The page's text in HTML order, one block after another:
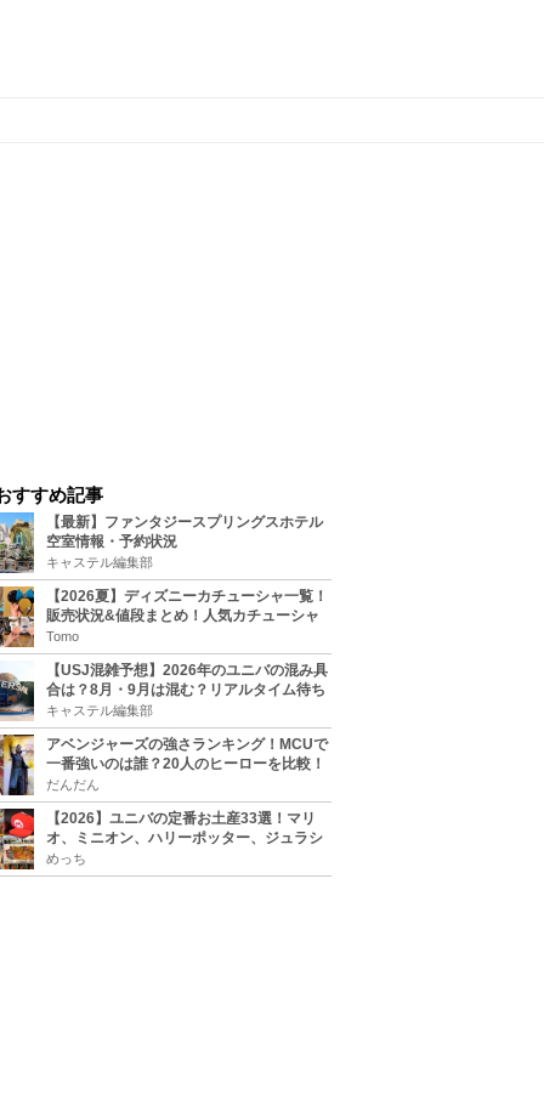
すすめ記事
【最新】ファンタジースプリングスホテル
空室情報・予約状況
キャステル編集部
【2026夏】ディズニーカチューシャ一覧！
販売状況&値段まとめ！人気カチューシャ
をチェック
Tomo
【USJ混雑予想】2026年のユニバの混み具
合は？8月・9月は混む？リアルタイム待ち
時間アプリも
キャステル編集部
アベンジャーズの強さランキング！MCUで
一番強いのは誰？20人のヒーローを比較！
だんだん
【2026】ユニバの定番お土産33選！マリ
オ、ミニオン、ハリーポッター、ジュラシ
ックパーク、セサミ、SINGなどのグッズ情
報
めっち